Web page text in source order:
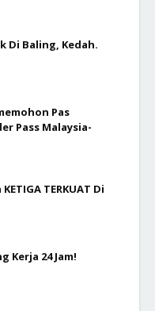
Di Baling, Kedah.
Pas
Pass Malaysia-
TERKUAT Di
Kerja 24 Jam!